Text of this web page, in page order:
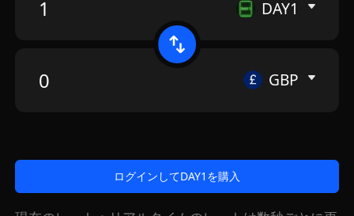
DAY1
GBP
ログインしてDAY1を購入